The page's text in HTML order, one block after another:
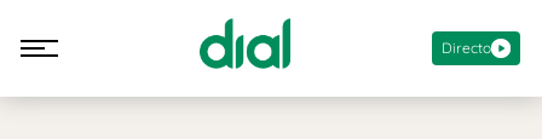
Directo